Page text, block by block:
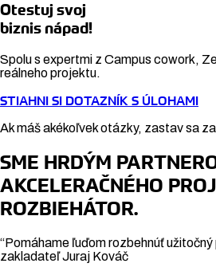
Otestuj svoj
biznis nápad!
Spolu s expertmi z Campus cowork,
reálneho projektu.
STIAHNI SI DOTAZNÍK S ÚLOHAMI
Ak máš akékoľvek otázky, zastav sa
SME HRDÝM
AKCELERAČNÉHO
ROZBIEHÁTOR.
“Pomáhame ľuďom rozbehnúť
zakladateľ Juraj Kováč